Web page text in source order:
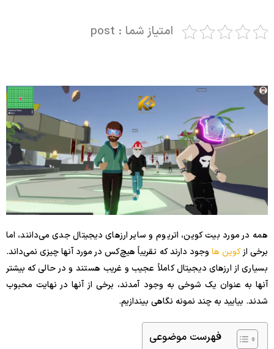
امتیاز شما : post
همه در مورد بیت کوین، اتریوم و سایر ارزهای دیجیتال جدی می‌دانند، اما
برخی ازکوین ها وجود دارند که تقریباً هیچ‌کس در مورد آنها چیزی نمی‌داند.
بسیاری از ارزهای دیجیتال کاملاً عجیب و غریب هستند و در حالی که بیشتر
آنها به عنوان یک شوخی به وجود آمدند، برخی از آنها در نهایت محبوب
شدند. بیایید به چند نمونه نگاهی بیندازیم.
فهرست موضوعی